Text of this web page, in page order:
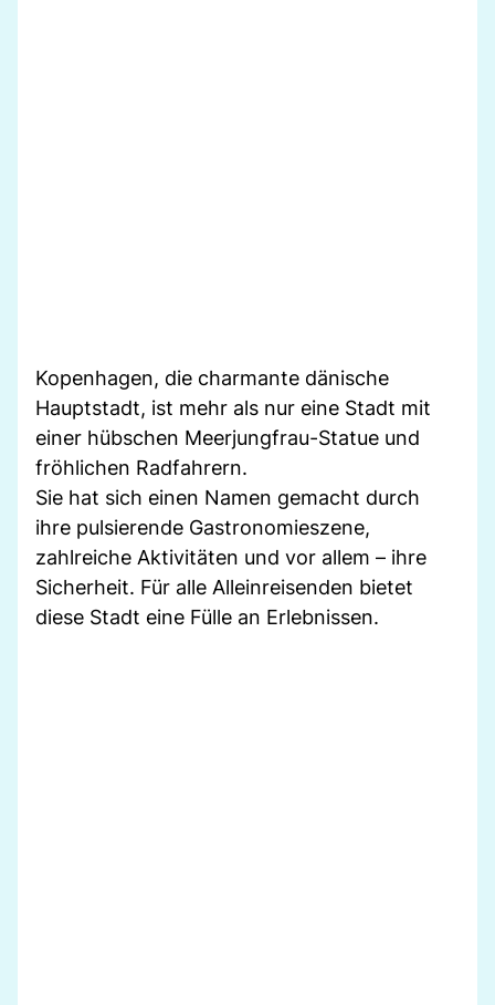
Kopenhagen, die charmante dänische
Hauptstadt, ist mehr als nur eine Stadt mit
einer hübschen Meerjungfrau-Statue und
fröhlichen Radfahrern.
Sie hat sich einen Namen gemacht durch
ihre pulsierende Gastronomieszene,
zahlreiche Aktivitäten und vor allem – ihre
Sicherheit. Für alle Alleinreisenden bietet
diese Stadt eine Fülle an Erlebnissen.